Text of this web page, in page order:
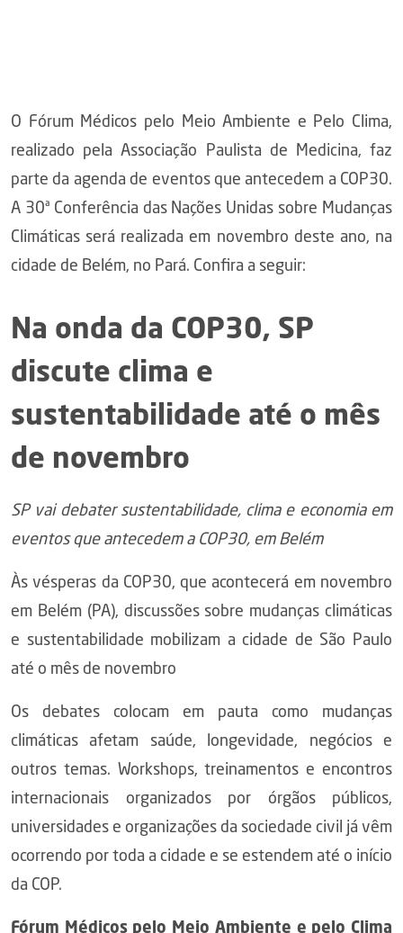
O Fórum Médicos pelo Meio Ambiente e Pelo Clima,
realizado pela Associação Paulista de Medicina, faz
parte da agenda de eventos que antecedem a COP30.
A 30ª Conferência das Nações Unidas sobre Mudanças
Climáticas será realizada em novembro deste ano, na
cidade de Belém, no Pará. Confira a seguir:
Na onda da COP30, SP
discute clima e
sustentabilidade até o mês
de novembro
SP vai debater sustentabilidade, clima e economia em
eventos que antecedem a COP30, em Belém
Às vésperas da COP30, que acontecerá em novembro
em Belém (PA), discussões sobre mudanças climáticas
e sustentabilidade mobilizam a cidade de São Paulo
até o mês de novembro
Os debates colocam em pauta como mudanças
climáticas afetam saúde, longevidade, negócios e
outros temas. Workshops, treinamentos e encontros
internacionais organizados por órgãos públicos,
universidades e organizações da sociedade civil já vêm
ocorrendo por toda a cidade e se estendem até o início
da COP.
Fórum Médicos pelo Meio Ambiente e pelo Clima